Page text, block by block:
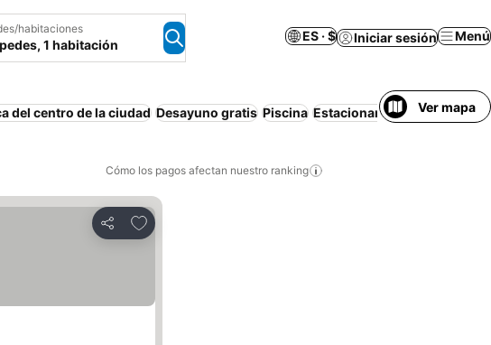
habitaciones
1 habitación
ES · $ Iniciar sesión Menú
del centro de la ciudad Desayuno gratis Piscina Estacionamiento Ver mapa
Cómo los pagos afectan nuestro ranking
Compartir
Agregar a favoritos